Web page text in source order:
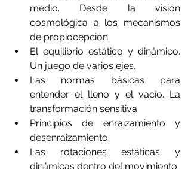
medio. Desde la visión
cosmológica a los mecanismos
de propiocepción.
El equilibrio estático y dinámico.
Un juego de varios ejes.
Las normas básicas para
entender el lleno y el vacío. La
transformación sensitiva.
Principios de enraizamiento y
desenraizamiento.
Las rotaciones estáticas y